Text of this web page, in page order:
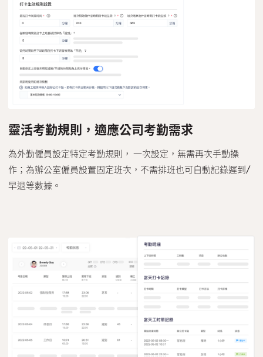
靈活考勤規則，適應公司考勤需求
為外勤僱員設定特定考勤規則， 一次設定，無需再次手動操
作；為辦公室僱員設置固定班次，不需排班也可自動記錄遲到/
早退等數據。